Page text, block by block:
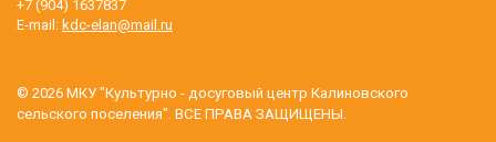
+7 (904) 1637837
E-mail: kdc-elan@mail.ru
© 2026 МКУ "Культурно - досуговый центр Калиновского
сельского поселения" . ВСЕ ПРАВА ЗАЩИЩЕНЫ.